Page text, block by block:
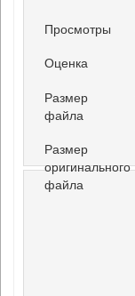
Просмотры
Оценка
Размер
файла
Размер
оригинального
файла